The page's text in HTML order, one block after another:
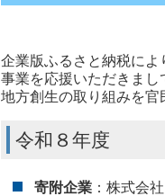
企業版ふるさと納税に
事業を応援いただきまし
地方創生の取り組みを官
令和８年度
寄附企業：株式会